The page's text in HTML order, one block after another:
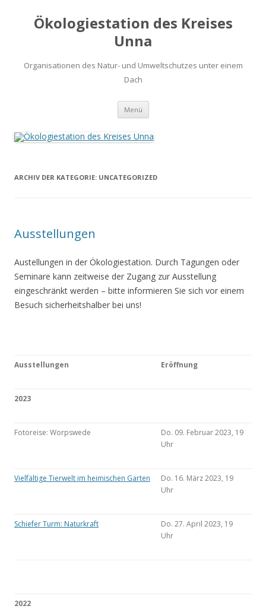
Ökologiestation des Kreises
Unna
Organisationen des Natur- und Umweltschutzes unter einem
Dach
Menü Zum
springen
ARCHIV DER KATEGORIE: UNCATEGORIZED
Ausstellungen
Austellungen in der Ökologiestation. Durch Tagungen oder
Seminare kann zeitweise der Zugang zur Ausstellung
eingeschränkt werden – bitte informieren Sie sich vor einem
Besuch sicherheitshalber bei uns!
Ausstellungen Eröffnung
2023
Fotoreise: Worpswede
Do. 09. Februar 2023, 19
Uhr
Vielfältige Tierwelt im heimischen Garten
Do. 16. März 2023, 19
Uhr
Schiefer Turm: Naturkraft
Do. 27. April 2023, 19
Uhr
2022